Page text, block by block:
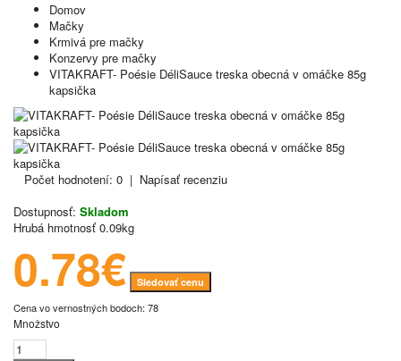
Domov
Mačky
Krmivá pre mačky
Konzervy pre mačky
VITAKRAFT- Poésie DéliSauce treska obecná v omáčke 85g
kapsička
Počet hodnotení: 0 | Napísať recenziu
Dostupnosť: Skladom
Hrubá hmotnosť 0.09kg
0.78€ Sledovať cenu
Cena vo vernostných bodoch: 78
Množstvo